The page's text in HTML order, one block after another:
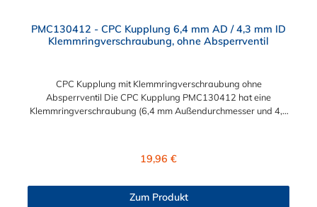
PMC130412 - CPC Kupplung 6,4 mm AD / 4,3 mm ID
Klemmringverschraubung, ohne Absperrventil
CPC Kupplung mit Klemmringverschraubung ohne
Absperrventil Die CPC Kupplung PMC130412 hat eine
Klemmringverschraubung (6,4 mm Außendurchmesser und 4,3
Innenmaß von ≈ 7,9 mm. Sie können diese CPC Kupplung mit
kombinieren.
Regulärer Preis:
19,96 €
Zum Produkt